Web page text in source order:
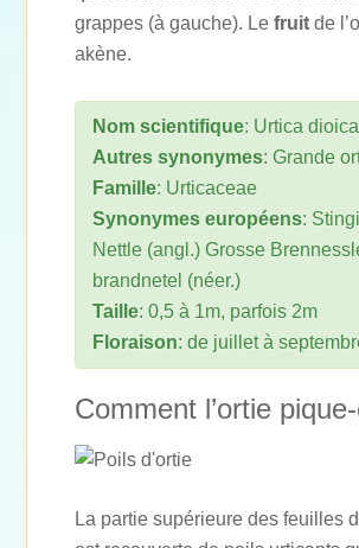
grappes (à gauche). Lefruit de
akène.
Nom scientifique: Urtica dioica
Autres synonymes: Grande
Famille: Urticaceae
Synonymes européens:
Nettle (angl.) Grosse
brandnetel (néer.)
Taille: 0,5 à 1m, parfois 2m
Floraison: de juillet à
Comment l’ortie
La partie supérieure des feuilles